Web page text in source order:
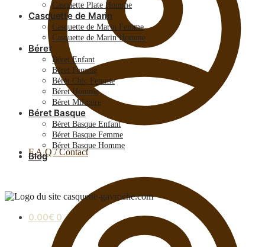
F.A.Q / Contact
Casquette Plate Homme
Casquette de Marin
Casquette de Marin Femme
Casquette de Marin Homme
Béret
Béret Enfant
Béret Femme
Béret Chic Femme
Béret Homme
Béret Militaire
Béret Basque
Béret Basque Enfant
Béret Basque Femme
Béret Basque Homme
Blog
0.00€ 0